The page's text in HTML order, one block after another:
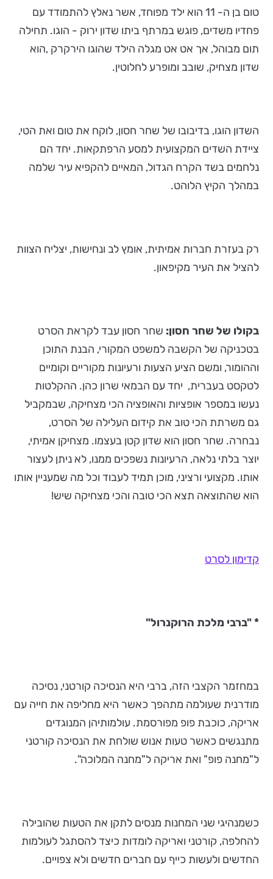
טום בן ה- 11 הוא ילד מפוחד, אשר נאלץ להתמודד עם
פחדיו משדים, פוגש במרתף ביתו שדון ירוק - הוגו. תחילה
תום מבוהל, אך אט אט מגלה הילד שהוגו הירקרק ,הוא
שדון מצחיק, שובב ומופרע לחלוטין.
השדון הוגו, בדיבובו של שחר חסון, לוקח את טום ואת הטי,
ציידת השדים המקצועית למסע הרפתקאות. יחד הם
נלחמים בשד הקרח הגדול, המאיים להקפיא עיר שלמה
במהלך הקיץ הלוהט.
רק בעזרת חברות אמיתית, אומץ לב ונחישות, יצליח הצוות
להציל את העיר מקיפאון.
בקולו של שחר חסון: שחר חסון עבד לקראת הסרט
בטכניקה של הקשבה למשפט המקורי, הבנת התוכן
וההומור, ומשם הציע הצעות ורעיונות מקוריים וקומיים
לטקסט בעברית, יחד עם הבמאי שרון כהן. ההקלטות
נעשו במספר אופציות והאופציה הכי מצחיקה, שבמקביל
גם משרתת הכי טוב את קידום העלילה של הסרט,
נבחרה. שחר חסון הוא שדון קטן בעצמו. מצחיקן אמיתי,
יוצר בלתי נלאה, הרעיונות נשפכים ממנו, לא ניתן לעצור
אותו. מקצועי ורציני, מוכן תמיד לעבוד וכל מה שמעניין אותו
הוא שהתוצאה תצא הכי טובה והכי מצחיקה שיש!
קדימון לסרט
* "ברבי מלכת הרוקנרול"
במחזמר הקצבי הזה, ברבי היא הנסיכה קורטני, נסיכה
מודרנית שעולמה מתהפך כאשר היא מחליפה את חייה עם
אריקה, כוכבת פופ מפורסמת. עולמותיהן המנוגדים
מתנגשים כאשר טעות אנוש שולחת את הנסיכה קורטני
ל"מחנה פופ" ואת אריקה ל"מחנה המלוכה".
כשמנהיגי שני המחנות מנסים לתקן את הטעות שהובילה
להחלפה, קורטני ואריקה לומדות כיצד להסתגל לעולמות
החדשים ולעשות כייף עם חברים חדשים ולא צפויים.